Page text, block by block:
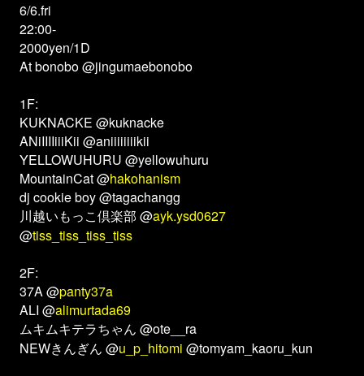
6/6.fri
22:00-
2000yen/1D
At bonobo @jingumaebonobo
1F:
KUKNACKE @kuknacke
ANiIIIIiiiKii @aniiiiiiiikii
YELLOWUHURU @yellowuhuru
MountainCat @hakohanism
dj cookie boy @tagachangg
川越いもっこ倶楽部 @ayk.ysd0627
@tiss_tiss_tiss_tiss
2F:
37A @panty37a
ALI @alimurtada69
ムキムキテラちゃん @ote__ra
NEWきんぎん @u_p_hitomi @tomyam_kaoru_kun